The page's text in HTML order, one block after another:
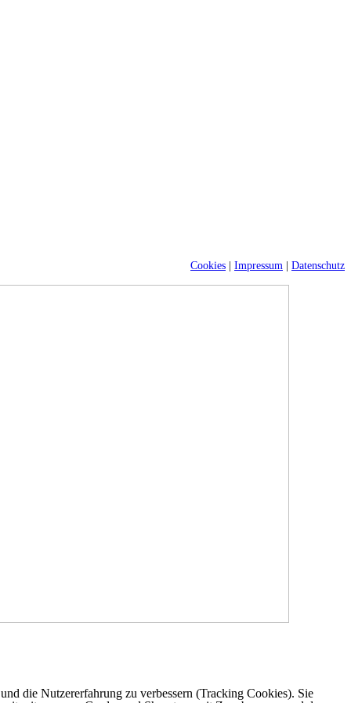
Cookies Impressum Datenschutz
die Nutzererfahrung zu verbessern (Tracking Cookies). Sie